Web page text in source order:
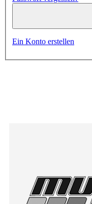
Ein Konto erstellen